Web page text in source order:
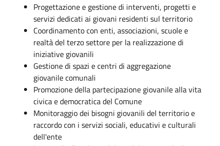
Progettazione e gestione di interventi, progetti e
servizi dedicati ai giovani residenti sul territorio
Coordinamento con enti, associazioni, scuole e
realtà del terzo settore per la realizzazione di
iniziative giovanili
Gestione di spazi e centri di aggregazione
giovanile comunali
Promozione della partecipazione giovanile alla vita
civica e democratica del Comune
Monitoraggio dei bisogni giovanili del territorio e
raccordo con i servizi sociali, educativi e culturali
dell'ente